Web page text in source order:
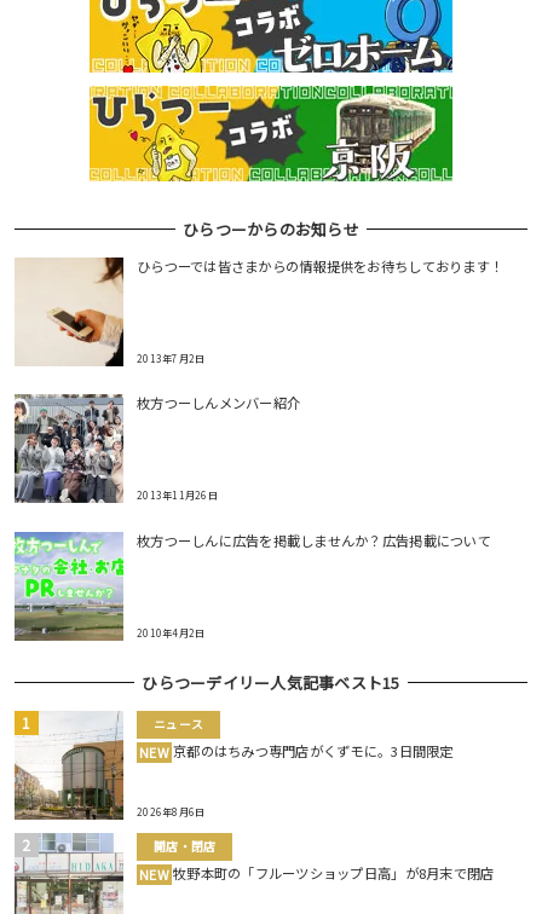
ひらつーからのお知らせ
ひらつーでは皆さまからの情報提供をお待ちしております！
2013年7月2日
枚方つーしんメンバー紹介
2013年11月26日
枚方つーしんに広告を掲載しませんか？広告掲載について
2010年4月2日
ひらつーデイリー人気記事ベスト15
ニュース
NEW 京都のはちみつ専門店がくずモに。3日間限定
2026年8月6日
開店・閉店
NEW 牧野本町の「フルーツショップ日高」が8月末で閉店